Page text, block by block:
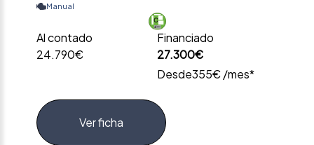
Manual
Al contado
24.790€
Financiado
27.300€
Desde355€ /mes*
Ver ficha